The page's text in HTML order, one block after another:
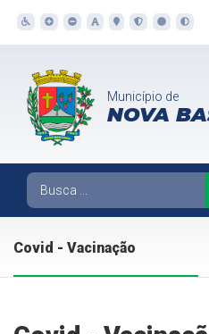
Município de
NOVA
Covid - Vacinação